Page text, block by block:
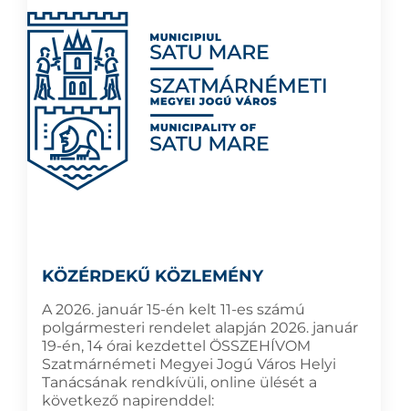
KÖZÉRDEKŰ KÖZLEMÉNY
A 2026. január 15-én kelt 11-es számú
polgármesteri rendelet alapján 2026. január
19-én, 14 órai kezdettel ÖSSZEHÍVOM
Szatmárnémeti Megyei Jogú Város Helyi
Tanácsának rendkívüli, online ülését a
következő napirenddel: